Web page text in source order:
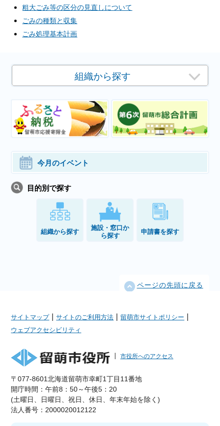
粗大ごみ等の区分の見直しについて
ごみの種類と収集
ごみ処理基本計画
組織から探す
今月のイベント
目的別で探す
組織から探す
施設・窓口か
ら探す
申請書を探す
ページの先頭に戻る
サイトマップ サイトのご利用方法 留萌市サイトポリシー
ウェブアクセシビリティ
市役所へのアクセス
〒077-8601北海道留萌市幸町1丁目11番地
開庁時間：午前8：50～午後5：20
(土曜日、日曜日、祝日、休日、年末年始を除く)
法人番号：2000020012122